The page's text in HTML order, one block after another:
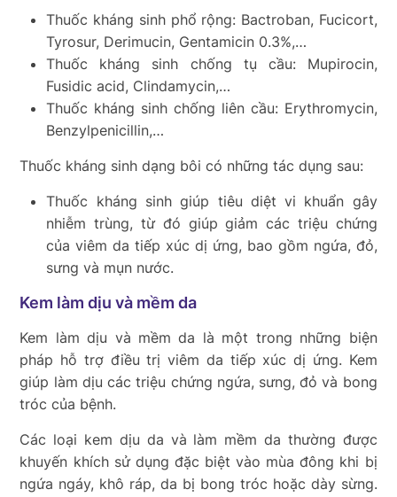
Thuốc kháng sinh phổ rộng: Bactroban, Fucicort,
Tyrosur, Derimucin, Gentamicin 0.3%,…
Thuốc kháng sinh chống tụ cầu: Mupirocin,
Fusidic acid, Clindamycin,…
Thuốc kháng sinh chống liên cầu: Erythromycin,
Benzylpenicillin,…
Thuốc kháng sinh dạng bôi có những tác dụng sau:
Thuốc kháng sinh giúp tiêu diệt vi khuẩn gây
nhiễm trùng, từ đó giúp giảm các triệu chứng
của viêm da tiếp xúc dị ứng, bao gồm ngứa, đỏ,
sưng và mụn nước.
Kem làm dịu và mềm da
Kem làm dịu và mềm da là một trong những biện
pháp hỗ trợ điều trị viêm da tiếp xúc dị ứng. Kem
giúp làm dịu các triệu chứng ngứa, sưng, đỏ và bong
tróc của bệnh.
Các loại kem dịu da và làm mềm da thường được
khuyến khích sử dụng đặc biệt vào mùa đông khi bị
ngứa ngáy, khô ráp, da bị bong tróc hoặc dày sừng.